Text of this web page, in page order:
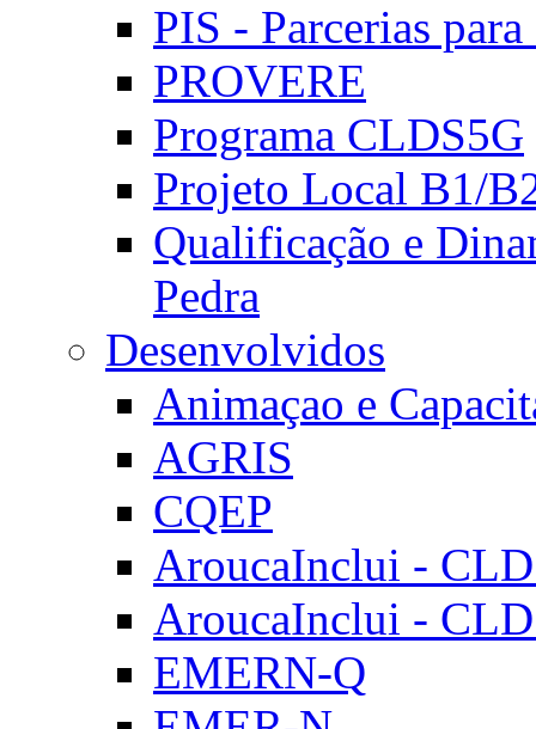
PIS - Parcerias
PROVERE
Programa CLDS5G
Projeto Local B1/
Qualificação e
Pedra
Desenvolvidos
Animaçao e
AGRIS
CQEP
AroucaInclui -
AroucaInclui -
EMERN-Q